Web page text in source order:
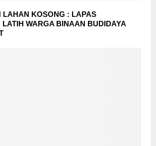
LAHAN KOSONG : LAPAS
WARGA BINAAN BUDIDAYA